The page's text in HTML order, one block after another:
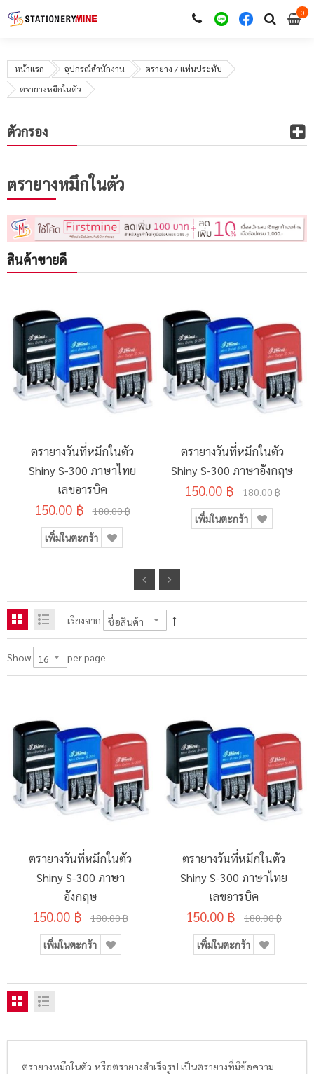
00
หน้าแรก อุปกรณ์สำนักงาน
ตรายาง / แท่นประทับ
ตรายางหมึกในตัว
ตรายางหมึกในตัว
สินค้าขายดี
ตรายางวันที่หมึกในตัว
Shiny S-300 ภาษาไทย
เลขอารบิค
150.00 ฿ 180.00 ฿
เพิ่มในตะกร้า
ตรายางวันที่หมึกในตัว
Shiny S-300 ภาษาอังกฤษ
150.00 ฿ 180.00 ฿
เพิ่มในตะกร้า
เรียงจาก
Show per page
ตรายางวันที่หมึกในตัว
Shiny S-300 ภาษา
อังกฤษ
150.00 ฿ 180.00 ฿
เพิ่มในตะกร้า
ตรายางวันที่หมึกในตัว
Shiny S-300 ภาษาไทย
เลขอารบิค
150.00 ฿ 180.00 ฿
เพิ่มในตะกร้า
ตรายางหมึกในตัว หรือตรายางสำเร็จรูป เป็นตรายางที่มีข้อความ
ตัวกรอง